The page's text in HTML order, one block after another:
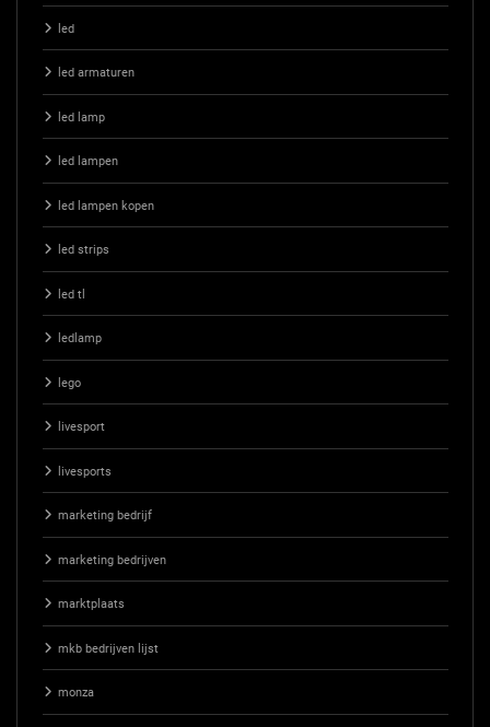
led
led armaturen
led lamp
led lampen
led lampen kopen
led strips
led tl
ledlamp
lego
livesport
livesports
marketing bedrijf
marketing bedrijven
marktplaats
mkb bedrijven lijst
monza